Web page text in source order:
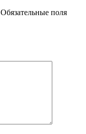
Обязательные поля